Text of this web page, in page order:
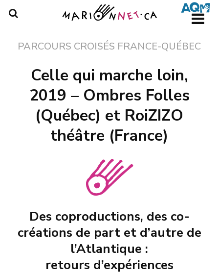
Skip
contentPARCOURS CROISÉS FRANCE-QUÉBEC
Celle qui marche loin,
2019 – Ombres Folles
(Québec) et RoiZIZO
théâtre (France)
Des coproductions, des co-
créations de part et d’autre de
l’Atlantique :
retours d’expériences